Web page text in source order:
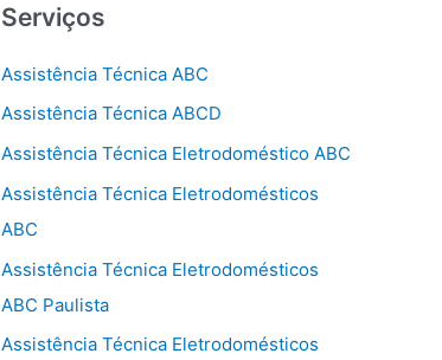
Serviços
Assistência Técnica ABC
Assistência Técnica ABCD
Assistência Técnica Eletrodoméstico ABC
Assistência Técnica Eletrodomésticos
ABC
Assistência Técnica Eletrodomésticos
ABC Paulista
Assistência Técnica Eletrodomésticos